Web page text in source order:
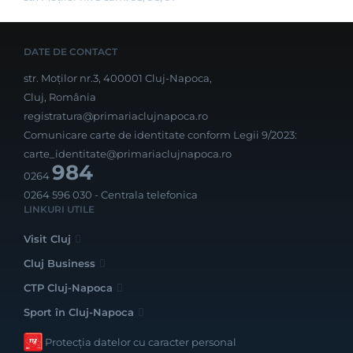
DATE DE CONTACT
str. Moților nr.3, 400001 Cluj-Napoca,
Cluj, România
registratura@primariaclujnapoca.ro
Comunicare carte de identitate conform Legii 9/2023:
carte_identitate@primariaclujnapoca.ro
0264984
0264 596 030 - Centrala telefonica
LINKURI UTILE
Visit Cluj
Cluj Business
CTP Cluj-Napoca
Sport în Cluj-Napoca
Protecția datelor cu caracter personal